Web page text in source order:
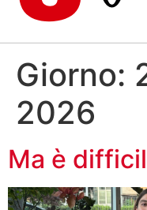
Giorno:
2026
Ma è